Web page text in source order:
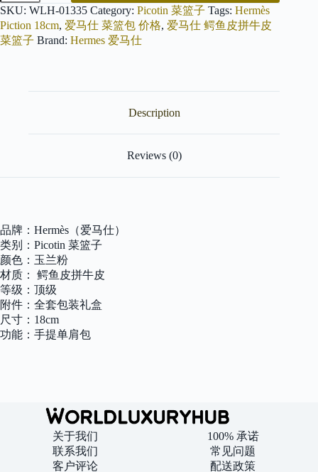
仕
Piction
18cm
玉
皮
缝
制
现
货
quantity
SKU: WLH-01335 Category: Picotin 菜篮子 Tags: Hermès
Piction 18cm, 爱马仕 菜篮包 价格, 爱马仕 鳄鱼皮拼牛皮
菜篮子 Brand: Hermes 爱马仕
Description
Reviews (0)
品牌：Hermès（爱马仕）
类别：Picotin 菜篮子
颜色：玉兰粉
材质： 鳄鱼皮拼牛皮
等级：顶级
附件：全套包装礼盒
尺寸：18cm
功能：手提单肩包
关于我们
联系我们
客户评论
100% 承诺
常见问题
配送政策